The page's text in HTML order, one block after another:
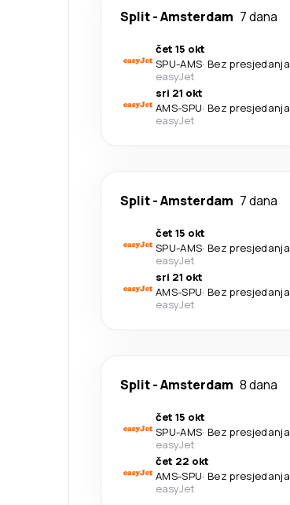
Split-Amsterdam 7 dana
čet 15 okt
SPU-AMS· Bez presjedanja
easyJet
sri 21 okt
AMS-SPU· Bez presjedanja
easyJet
Split-Amsterdam 7 dana
čet 15 okt
SPU-AMS· Bez presjedanja
easyJet
sri 21 okt
AMS-SPU· Bez presjedanja
easyJet
Split-Amsterdam 8 dana
čet 15 okt
SPU-AMS· Bez presjedanja
easyJet
čet 22 okt
AMS-SPU· Bez presjedanja
easyJet